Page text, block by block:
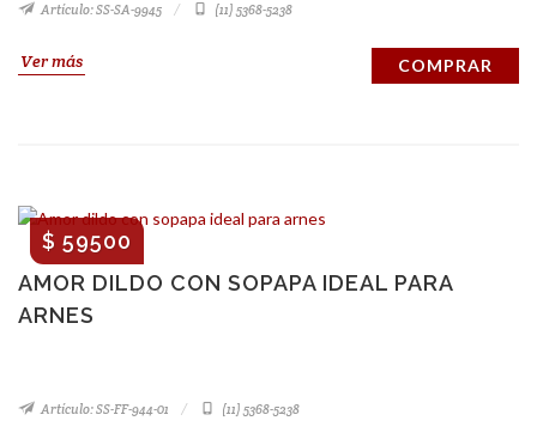
Artículo: SS-SA-9945 (11) 5368-5238
Ver más COMPRAR
AMOR DILDO CON SOPAPA IDEAL PARA
ARNES
$ 59500
Artículo: SS-FF-944-01 (11) 5368-5238